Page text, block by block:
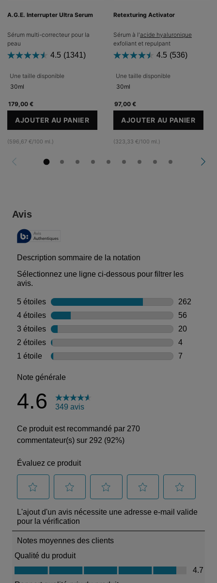
A.G.E. Interrupter Ultra Serum
Sérum multi-correcteur pour la
peau
4.5 (1341)
Une taille disponible
30ml
179,00 €
AJOUTER AU PANIER
A.G.E. INTERRUPTER ULTRA SERUM
(596,67 €/100 ml.)
Retexturing Activator
Sérum à l'acide hyaluronique
exfoliant et repulpant
4.5 (536)
Une taille disponible
30ml
97,00 €
AJOUTER AU PANIER
RETEXTURING
(323,33 €/100 ml.)